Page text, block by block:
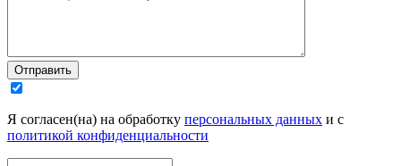
Отправить
Я согласен(на) на обработку персональных данных и с
политикой конфиденциальности